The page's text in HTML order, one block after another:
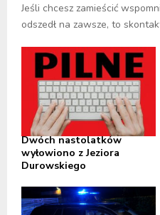
Jeśli chcesz zamieścić
odszedł na zawsze, to
Dwóch nastolatków
wyłowiono z Jeziora
Durowskiego